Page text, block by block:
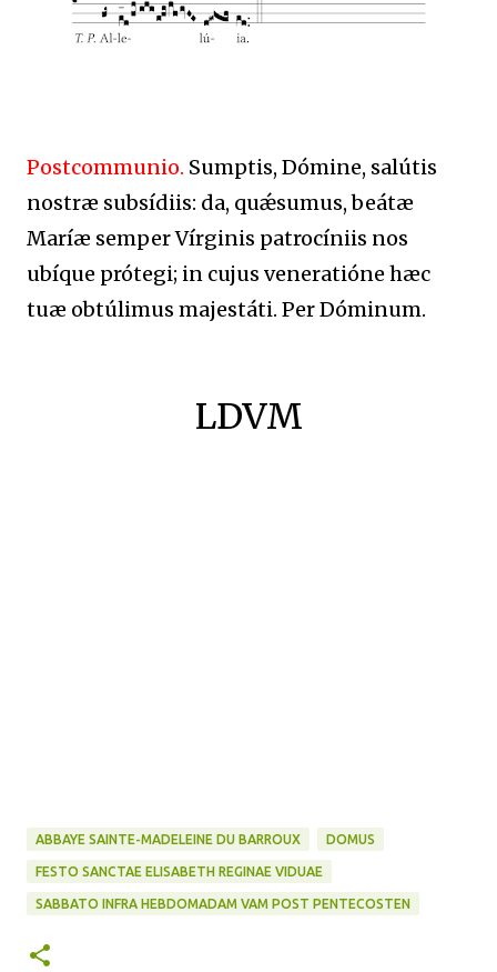
Postcommunio. Sumptis, Dómine, salútis
nostræ subsídiis: da, quǽsumus, beátæ
Maríæ semper Vírginis patrocíniis nos
ubíque prótegi; in cujus veneratióne hæc
tuæ obtúlimus majestáti. Per Dóminum.
LDVM
ABBAYE SAINTE-MADELEINE DU BARROUX DOMUS
FESTO SANCTAE ELISABETH REGINAE VIDUAE
SABBATO INFRA HEBDOMADAM VAM POST PENTECOSTEN